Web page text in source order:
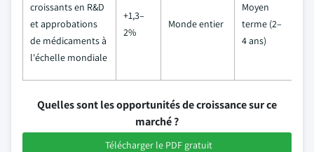
croissants en R&D
et approbations
de médicaments à
l'échelle mondiale
+1,3–
2%
Monde entier
Moyen
terme (2–
4 ans)
Quelles sont les opportunités de croissance sur ce
marché ?
Télécharger le PDF gratuit